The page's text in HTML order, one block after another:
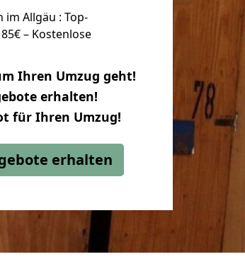
Allgäu : Top-
– Kostenlose
Ihren Umzug geht!
erhalten!
für Ihren Umzug!
erhalten